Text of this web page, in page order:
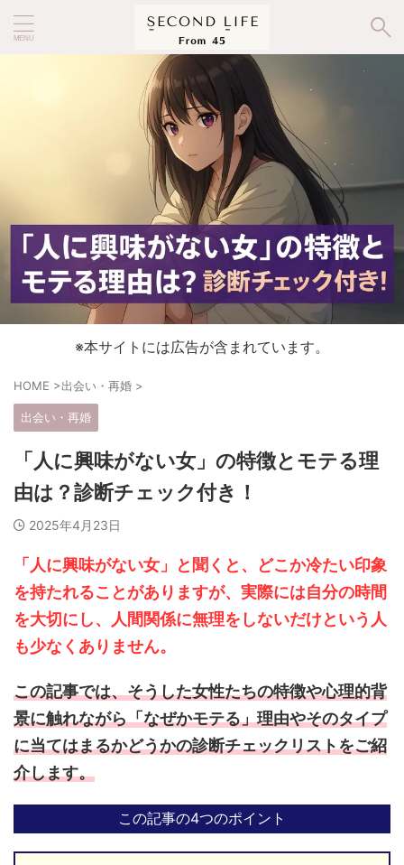
※本サイトには広告が含まれています。
HOME >出会い・再婚 >
出会い・再婚
「人に興味がない女」の特徴とモテる理
由は？診断チェック付き！
2025年4月23日
「人に興味がない女」と聞くと、どこか冷たい印象
を持たれることがありますが、実際には自分の時間
を大切にし、人間関係に無理をしないだけという人
も少なくありません。
この記事では、そうした女性たちの特徴や心理的背
景に触れながら「なぜかモテる」理由やそのタイプ
に当てはまるかどうかの診断チェックリストをご紹
介します。
この記事の4つのポイント